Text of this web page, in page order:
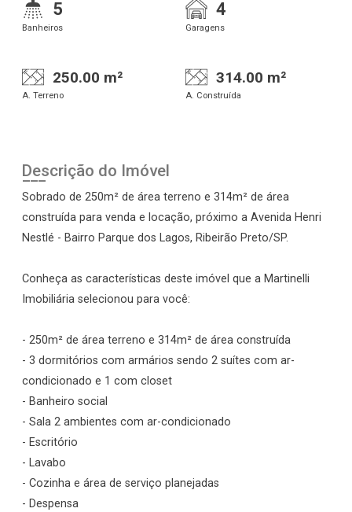
5
Banheiros
4
Garagens
250.00 m²
A. Terreno
314.00 m²
A. Construída
Descrição do Imóvel
Sobrado de 250m² de área terreno e 314m² de área
construída para venda e locação, próximo a Avenida Henri
Nestlé - Bairro Parque dos Lagos, Ribeirão Preto/SP.
Conheça as características deste imóvel que a Martinelli
Imobiliária selecionou para você:
- 250m² de área terreno e 314m² de área construída
- 3 dormitórios com armários sendo 2 suítes com ar-
condicionado e 1 com closet
- Banheiro social
- Sala 2 ambientes com ar-condicionado
- Escritório
- Lavabo
- Cozinha e área de serviço planejadas
- Despensa